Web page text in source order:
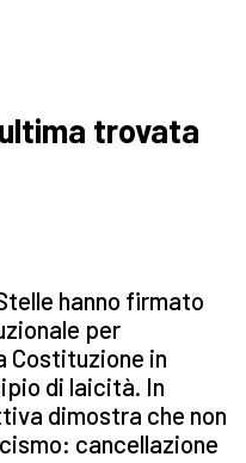
trovata
hanno firmato
per
Costituzione in
di laicità. In
dimostra che non
cancellazione